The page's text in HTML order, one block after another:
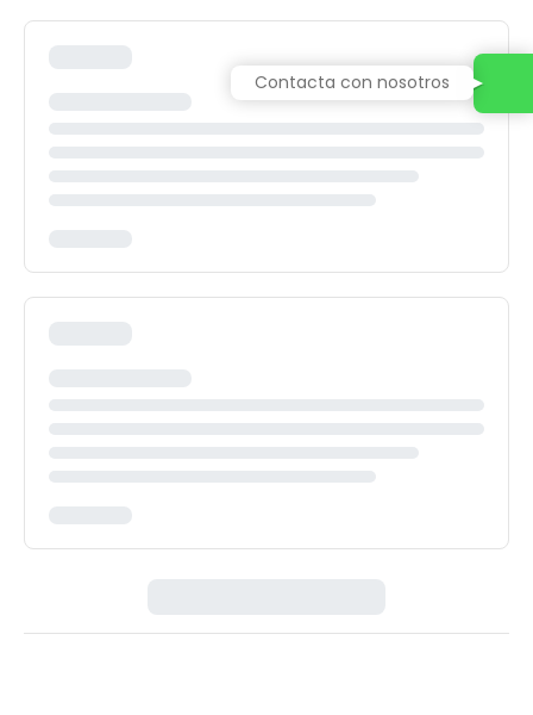
Contacta con nosotros